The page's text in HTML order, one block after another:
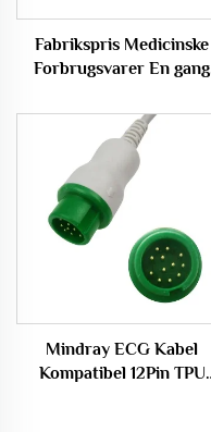
Fabrikspris Medicinske
Forbrugsvarer En gang
Mindray ECG Kabel
Kompatibel 12Pin TPU